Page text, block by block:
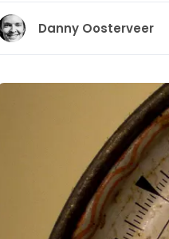
Danny Oosterveer